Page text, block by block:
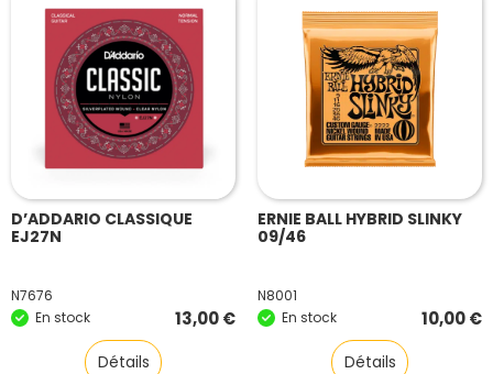
D’ADDARIO CLASSIQUE
EJ27N
N7676
En stock
13,00€
Détails
ERNIE BALL HYBRID SLINKY
09/46
N8001
En stock
10,00€
Détails